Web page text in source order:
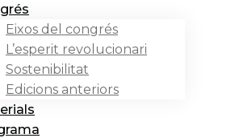
Eixos del congrés
L’esperit revolucionari
Sostenibilitat
Edicions anteriors